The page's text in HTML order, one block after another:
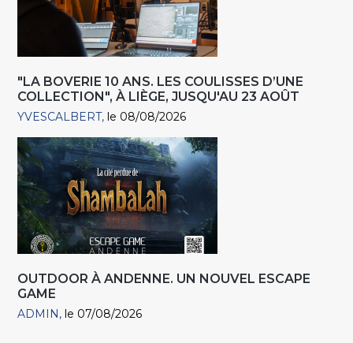
"LA BOVERIE 10 ANS. LES COULISSES D’UNE
COLLECTION", À LIÈGE, JUSQU'AU 23 AOÛT
YVESCALBERT le 08/08/2026
OUTDOOR À ANDENNE. UN NOUVEL ESCAPE
GAME
ADMIN le 07/08/2026